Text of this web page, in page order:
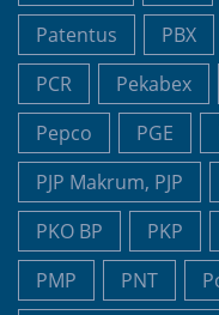
Patentus
PBX
PCR
Pekabex
Pepco
PGE
PJP Makrum, PJP
PKO BP
PKP
PMP
PNT